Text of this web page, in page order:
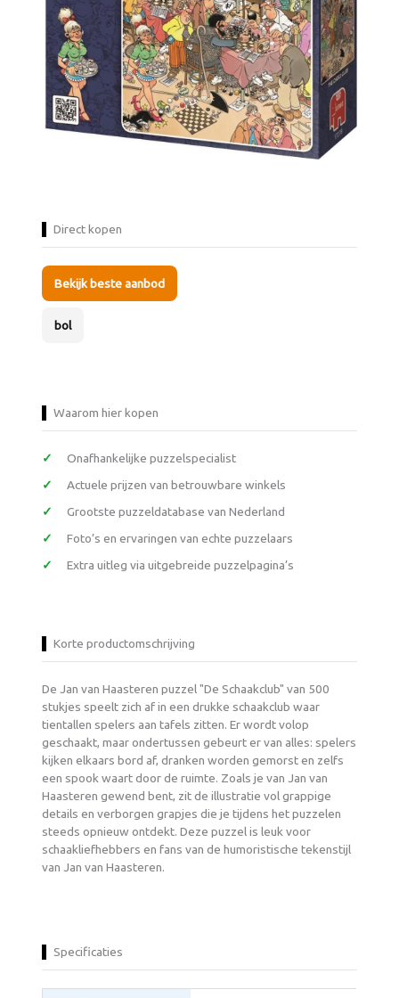
Direct kopen
Bekijk beste aanbod
bol
Waarom hier kopen
Onafhankelijke puzzelspecialist
Actuele prijzen van betrouwbare winkels
Grootste puzzeldatabase van Nederland
Foto’s en ervaringen van echte puzzelaars
Extra uitleg via uitgebreide puzzelpagina’s
Korte productomschrijving
De Jan van Haasteren puzzel "De Schaakclub" van 500
stukjes speelt zich af in een drukke schaakclub waar
tientallen spelers aan tafels zitten. Er wordt volop
geschaakt, maar ondertussen gebeurt er van alles: spelers
kijken elkaars bord af, dranken worden gemorst en zelfs
een spook waart door de ruimte. Zoals je van Jan van
Haasteren gewend bent, zit de illustratie vol grappige
details en verborgen grapjes die je tijdens het puzzelen
steeds opnieuw ontdekt. Deze puzzel is leuk voor
schaakliefhebbers en fans van de humoristische tekenstijl
van Jan van Haasteren.
Specificaties